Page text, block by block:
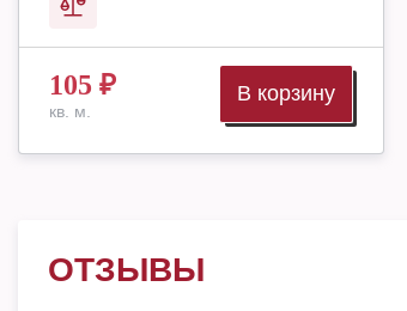
105 ₽
кв. м.
В корзину
ОТЗЫВЫ